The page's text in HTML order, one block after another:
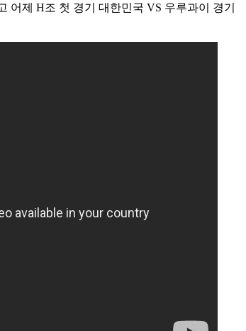
어제 H조 첫 경기 대한민국 VS 우루과이 경기